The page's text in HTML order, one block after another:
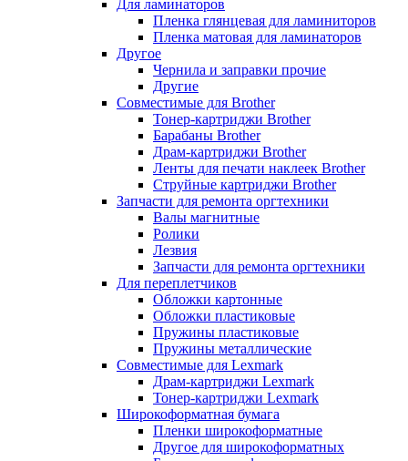
Для ламинаторов
Пленка глянцевая для ламиниторов
Пленка матовая для ламинаторов
Другое
Чернила и заправки прочие
Другие
Совместимые для Brother
Тонер-картриджи Brother
Барабаны Brother
Драм-картриджи Brother
Ленты для печати наклеек Brother
Струйные картриджи Brother
Запчасти для ремонта оргтехники
Валы магнитные
Ролики
Лезвия
Запчасти для ремонта оргтехники
Для переплетчиков
Обложки картонные
Обложки пластиковые
Пружины пластиковые
Пружины металлические
Совместимые для Lexmark
Драм-картриджи Lexmark
Тонер-картриджи Lexmark
Широкоформатная бумага
Пленки широкоформатные
Другое для широкоформатных